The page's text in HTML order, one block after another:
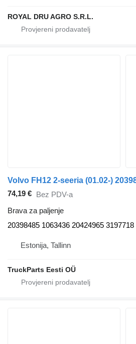
ROYAL DRU AGRO S.R.L.
74,19 € Bez PDV-a
Brava za paljenje
20398485 1063436 20424965 3197718
Estonija, Tallinn
TruckParts Eesti OÜ